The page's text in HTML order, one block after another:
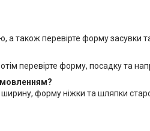
а також перевірте форму засувки
перевірте форму, посадку та
форму ніжки та шляпки